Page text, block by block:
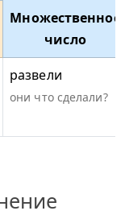
Множественное
число
развели
они что сделали?